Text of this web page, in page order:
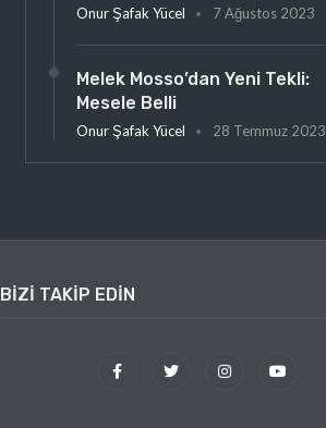
Onur Şafak Yücel 7 Ağustos 2023
Melek Mosso’dan Yeni Tekli:
Mesele Belli
Onur Şafak Yücel 28 Temmuz 2023
BIZI TAKIP EDIN